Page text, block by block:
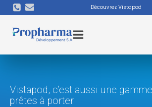
Découvrez Vistapod
Vistapod, c’est aussi une
prêtes à porter